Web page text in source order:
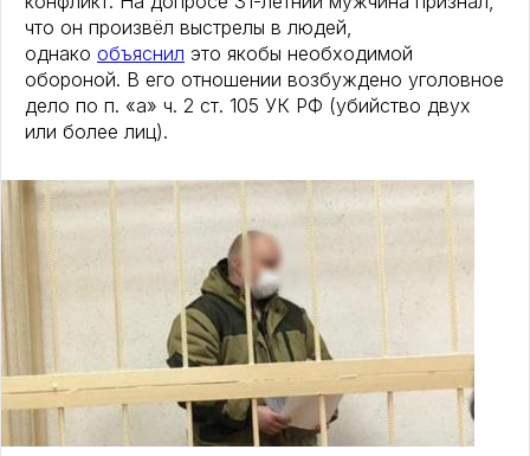
что он произвёл выстрелы в людей,
однако объяснил это якобы необходимой
обороной. В его отношении возбуждено уголовное
дело по п. «а» ч. 2 ст. 105 УК РФ (убийство двух
или более лиц).